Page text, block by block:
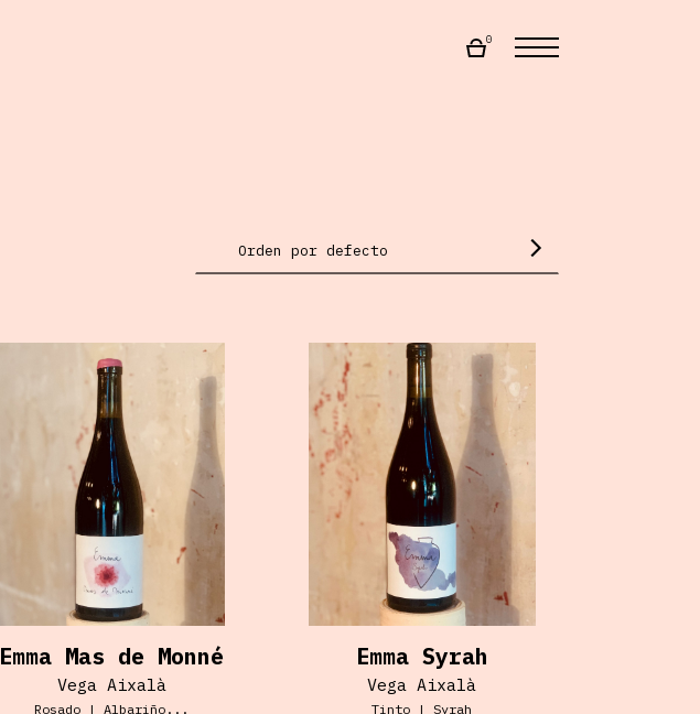
0
Orden por defecto
Emma Mas de Monné
Vega Aixalà
Rosado |Albariño...
Emma Syrah
Vega Aixalà
Tinto |Syrah